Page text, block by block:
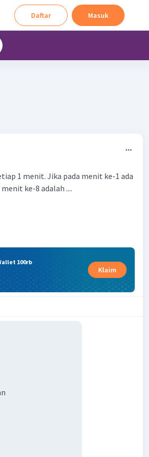
Daftar Masuk
1 menit. Jika pada menit ke-1 ada
ke-8 adalah ....
100rb
Klaim